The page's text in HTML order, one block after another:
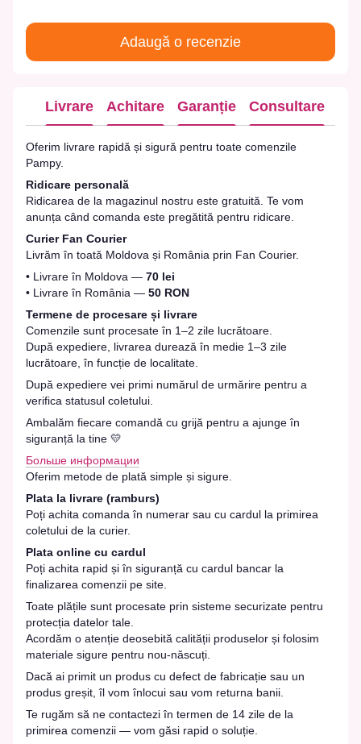
Adaugă o recenzie
Livrare Achitare Garanție Consultare
Oferim livrare rapidă și sigură pentru toate comenzile
Pampy.
Ridicare personală
Ridicarea de la magazinul nostru este gratuită. Te vom
anunța când comanda este pregătită pentru ridicare.
Curier Fan Courier
Livrăm în toată Moldova și România prin Fan Courier.
• Livrare în Moldova — 70 lei
• Livrare în România — 50 RON
Termene de procesare și livrare
Comenzile sunt procesate în 1–2 zile lucrătoare.
După expediere, livrarea durează în medie 1–3 zile
lucrătoare, în funcție de localitate.
După expediere vei primi numărul de urmărire pentru a
verifica statusul coletului.
Ambalăm fiecare comandă cu grijă pentru a ajunge în
siguranță la tine 💛
Больше информации
Oferim metode de plată simple și sigure.
Plata la livrare (ramburs)
Poți achita comanda în numerar sau cu cardul la primirea
coletului de la curier.
Plata online cu cardul
Poți achita rapid și în siguranță cu cardul bancar la
finalizarea comenzii pe site.
Toate plățile sunt procesate prin sisteme securizate pentru
protecția datelor tale.
Acordăm o atenție deosebită calității produselor și folosim
materiale sigure pentru nou-născuți.
Dacă ai primit un produs cu defect de fabricație sau un
produs greșit, îl vom înlocui sau vom returna banii.
Te rugăm să ne contactezi în termen de 14 zile de la
primirea comenzii — vom găsi rapid o soluție.